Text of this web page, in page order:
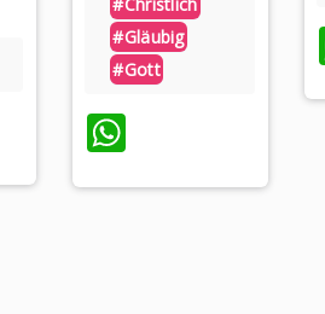
#gläubig
#gott